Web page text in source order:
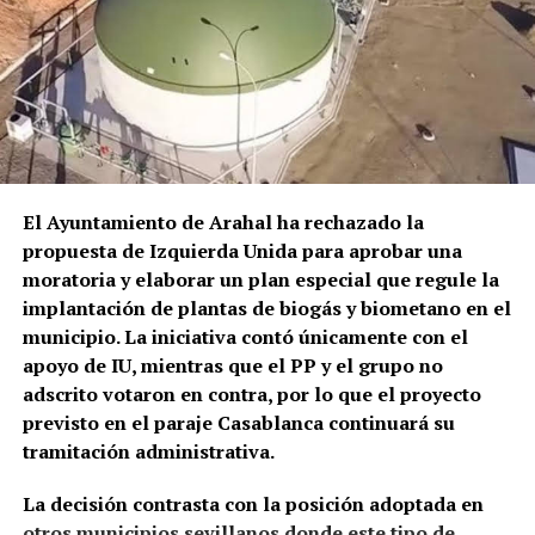
sacado en una silla de ruedas y trasladado en
ambulancia al Hospital Universitario La Merced de
Osuna.
El episodio no es un hecho completamente aislado.
Profesionales consultados por este medio vienen
alertando de repetidos episodios de amenazas,
comportamientos agresivos y situaciones
conflictivas en el centro de salud, algunos
relacionados, según estos testimonios, con personas
que llegan bajo los efectos de drogas.
La preocupación por las agresiones a sanitarios no
es nueva. El Área de Gestión Sanitaria de Osuna puso
en marcha este mismo año formación específica con
la Guardia Civil para prevenir y afrontar este tipo de
situaciones, una iniciativa que debía extenderse,
entre otros lugares, a los profesionales del centro
de salud de Marchena.
El Ayuntamiento de Arahal ha rechazado la
propuesta de Izquierda Unida para aprobar una
moratoria y elaborar un plan especial que regule la
implantación de plantas de biogás y biometano en el
municipio. La iniciativa contó únicamente con el
apoyo de IU, mientras que el PP y el grupo no
adscrito votaron en contra, por lo que el proyecto
previsto en el paraje Casablanca continuará su
tramitación administrativa.
La decisión contrasta con la posición adoptada en